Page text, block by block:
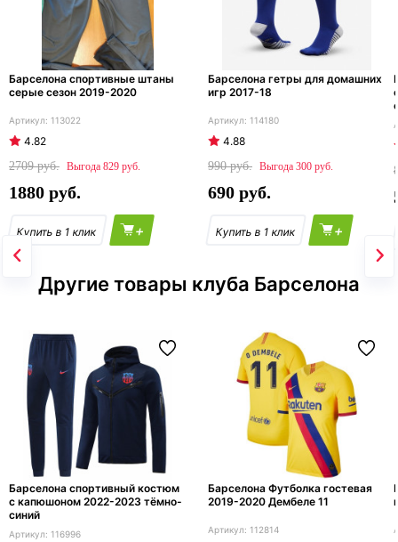
Барселона спортивные штаны
серые сезон 2019-2020
113022
4.82
2709
829
1880
+
Барселона гетры для домашних
игр 2017-18
114180
4.88
990
300
690
+
Другие товары клуба Барселона
Барселона спортивный костюм
с капюшоном 2022-2023 тёмно-
синий
116996
Барселона Футболка гостевая
2019-2020 Дембеле 11
112814